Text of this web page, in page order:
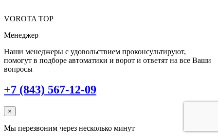
VOROTA TOP
Менеджер
Наши менеджеры с удовольствием проконсультируют,
помогут в подборе автоматики и ворот и ответят на все Ваши
вопросы
+7 (843) 567-12-09
×
Мы перезвоним через несколько минут